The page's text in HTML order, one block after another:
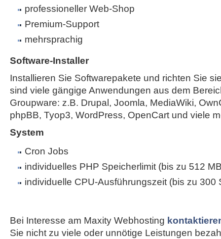
professioneller Web-Shop
Premium-Support
mehrsprachig
Software-Installer
Installieren Sie Softwarepakete und richten Sie
sind viele gängige Anwendungen aus dem
Groupware: z.B. Drupal, Joomla, MediaWiki,
phpBB, Tyop3, WordPress, OpenCart und viele
System
Cron Jobs
individuelles PHP Speicherlimit (bis zu 512
individuelle CPU-Ausführungszeit (bis zu 300
Bei Interesse am Maxity Webhosting
Sie nicht zu viele oder unnötige Leistungen